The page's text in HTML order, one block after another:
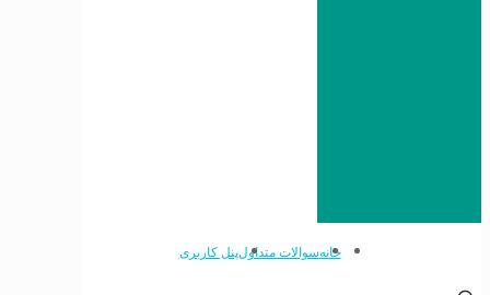
خانهسوالات متداولپنل کاربری